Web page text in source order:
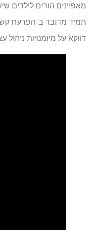
מאפיינים הורים לילדים
תמיד מדובר ב-הפרעת קשב
דווקא על מיומנויות ניהול